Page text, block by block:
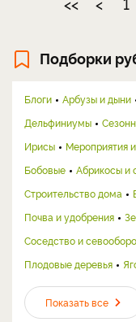
Подборки
Блоги Арбузы и дыни
Дельфиниумы
Ирисы
Мероприятия
Бобовые
Абрикосы и
Строительство дома
Почва и удобрения
Соседство и
Плодовые деревья
Показать все